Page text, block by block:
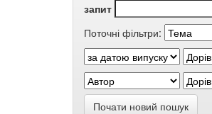
запит
Поточні фільтри:
Почати новий пошук